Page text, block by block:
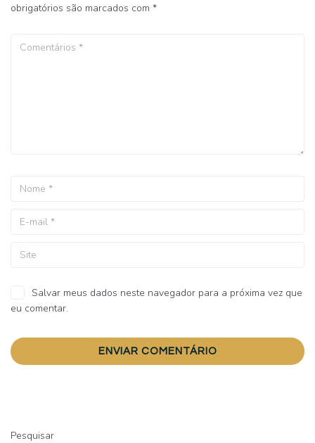
obrigatórios são marcados com *
Salvar meus dados neste navegador para a próxima vez que
eu comentar.
Pesquisar